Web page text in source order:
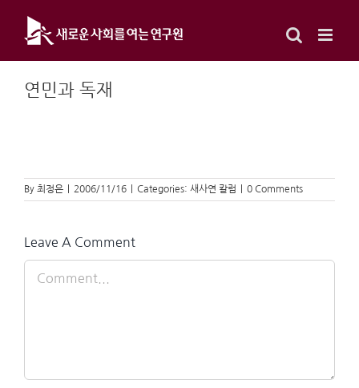
content
연민과 독재
By 최정은 2006/11/16 Categories: 새사연 칼럼 0 Comments
Leave A Comment